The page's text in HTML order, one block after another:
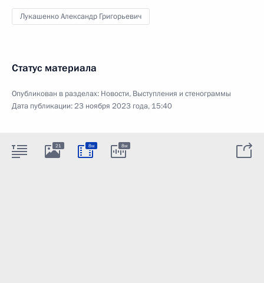
Лукашенко Александр Григорьевич
Статус материала
Опубликован в разделах: Новости, Выступления и стенограммы
Дата публикации:23 ноября 2023 года, 15:40
21 8м 8м